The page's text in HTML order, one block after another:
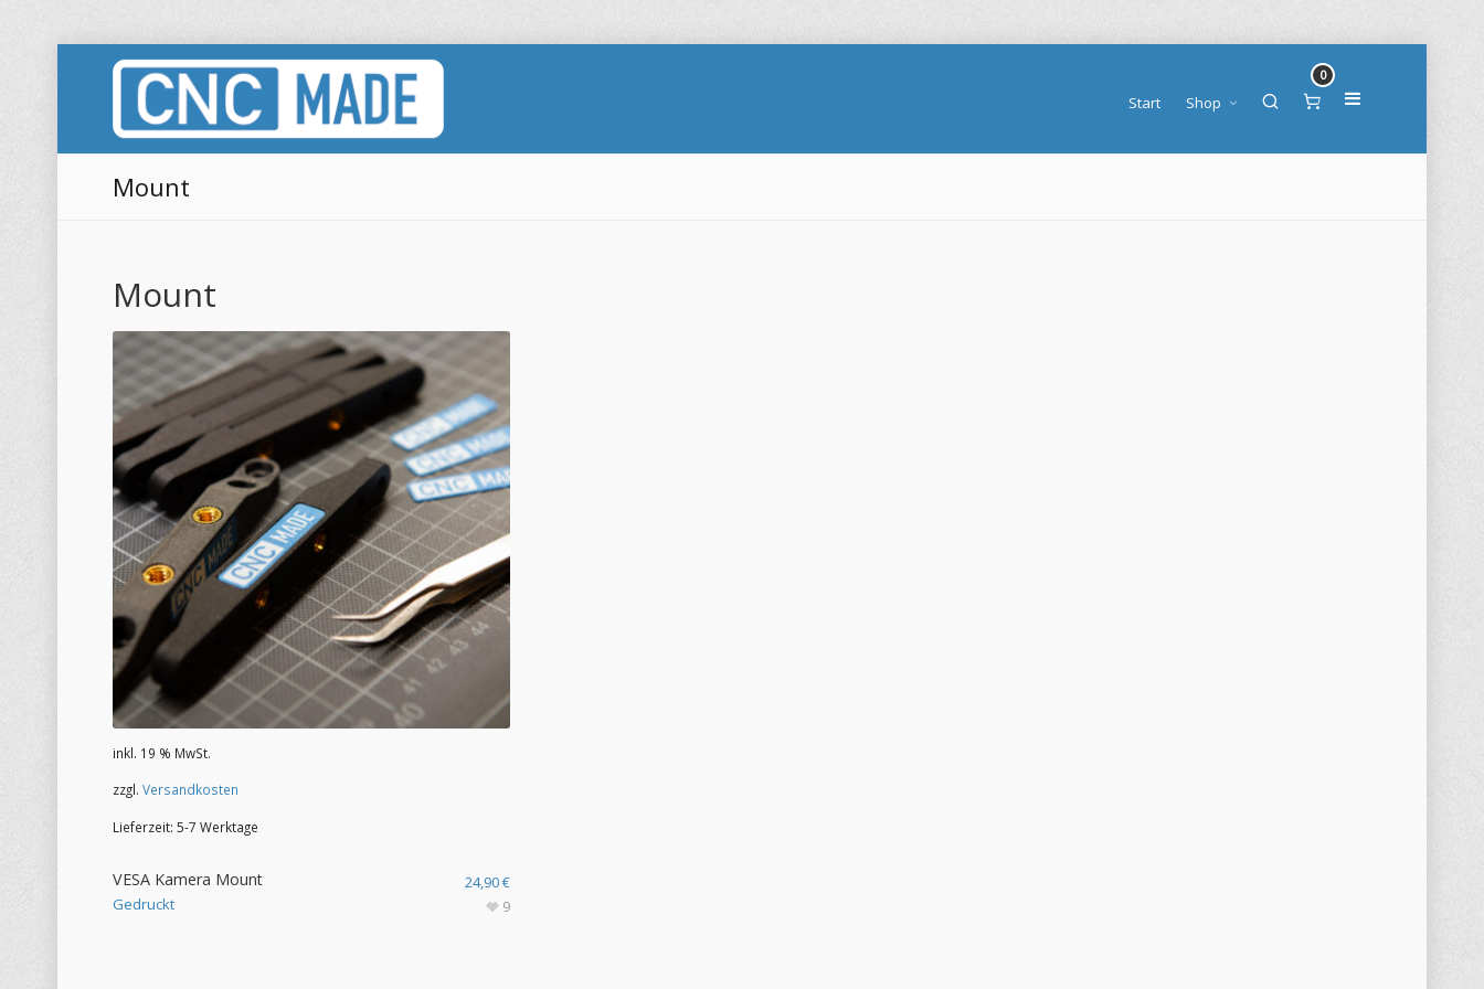
Start Shop
0
Mount
Mount
inkl. 19 % MwSt.
zzgl. Versandkosten
Lieferzeit: 5-7 Werktage
VESA Kamera Mount
Gedruckt
24,90€
9